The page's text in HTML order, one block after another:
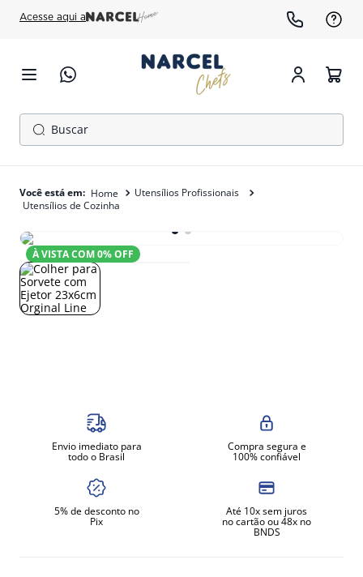
Acesse aqui a
Buscar
Utensílios Profissionais
Utensílios de Cozinha
À VISTA COM0% OFF
Envio imediato para
todo o Brasil
Compra segura e
100% confiável
5% de desconto no
Pix
Até 10x sem juros
no cartão ou 48x no
BNDS
1º
cafeteira
3º
freezer
4º
fogão
5º
forno
amassadeira